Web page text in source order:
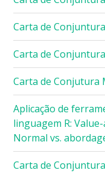
Carta de
Carta de
Carta de Conjutura
Aplicação de
linguagem R:
Normal vs.
Carta de